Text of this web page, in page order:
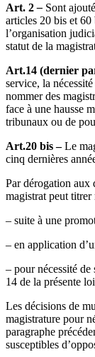
Art. 2– Sont
articles 20 bis et
l’organisation
statut de la
Art.14 (dernier
service, la
nommer des
face à une hausse
tribunaux ou de
Art.20 bis –Le
cinq dernières
Par dérogation aux
magistrat peut titrer
– suite à une
– en application
– pour nécessité de
14 de la présente
Les décisions de
magistrature pour
paragraphe
susceptibles